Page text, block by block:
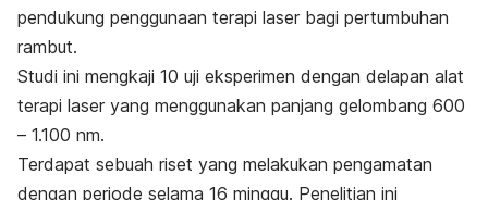
pendukung penggunaan terapi laser bagi pertumbuhan
rambut.
Studi ini mengkaji 10 uji eksperimen dengan delapan alat
terapi laser yang menggunakan panjang gelombang 600
– 1.100 nm.
Terdapat sebuah riset yang melakukan pengamatan
dengan periode selama 16 minggu. Penelitian ini